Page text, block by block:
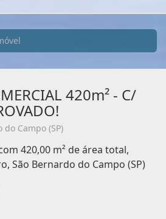
420m² - C/
Campo (SP)
420,00 m² de área total,
São Bernardo do Campo (SP)